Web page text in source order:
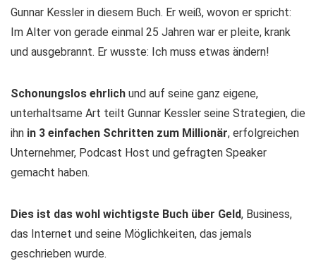
Gunnar Kessler in diesem Buch. Er weiß, wovon er spricht:
Im Alter von gerade einmal 25 Jahren war er pleite, krank
und ausgebrannt. Er wusste: Ich muss etwas ändern!
Schonungslos ehrlich und auf seine ganz eigene,
unterhaltsame Art teilt Gunnar Kessler seine Strategien, die
ihn in 3 einfachen Schritten zum Millionär, erfolgreichen
Unternehmer, Podcast Host und gefragten Speaker
gemacht haben.
Dies ist das wohl wichtigste Buch über Geld, Business,
das Internet und seine Möglichkeiten, das jemals
geschrieben wurde.